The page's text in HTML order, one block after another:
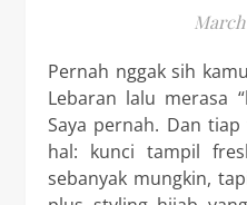
Pernah nggak sih kamu buka lemari menjelang
Lebaran lalu merasa
Saya pernah. Dan
hal: kunci tampil
sebanyak mungkin,